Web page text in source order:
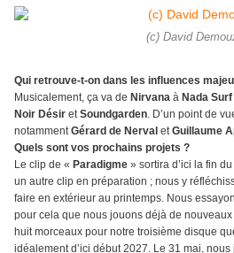
(c) David
Qui retrouve-t-on dans les influences
Musicalement, ça va de Nirvana à Nada Surf
Noir Désir etSoundgarden. D’un point de
notammentGérard de Nerval etGuillaume
Quels sont vos prochains projets ?
Le clip de « Paradigme » sortira d’ici la fin
un autre clip en préparation ; nous y
faire en extérieur au printemps. Nous
pour cela que nous jouons déjà de
huit morceaux pour notre troisième disque
idéalement d’ici début 2027. Le 31 mai,